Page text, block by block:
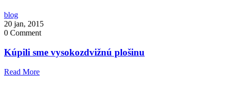
blog
20 jan, 2015
0 Comment
Kúpili sme vysokozdvižnú plošinu
Read More